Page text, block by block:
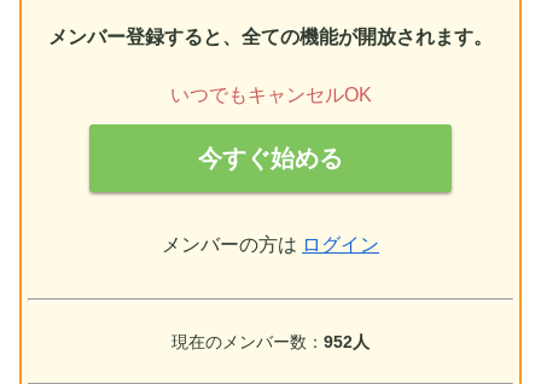
メンバー登録すると、全ての機能が開放されます。
いつでもキャンセルOK
今すぐ始める
メンバーの方は ログイン
現在のメンバー数： 952人